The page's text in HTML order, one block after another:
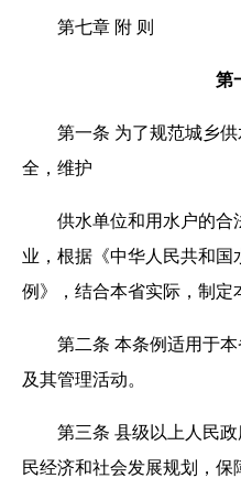
第七章 附 则
第
第一条 为了规范城乡
全，维护
供水单位和用水户的合
业，根据《中华人民共和
例》，结合本省实际，制定
第二条 本条例适用于
及其管理活动。
第三条 县级以上人民
民经济和社会发展规划，